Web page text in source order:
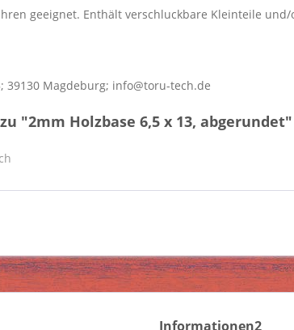
geeignet. Enthält verschluckbare Kleinteile und/
39130 Magdeburg; info@toru-tech.de
"2mm Holzbase 6,5 x 13, abgerundet"
Informationen2